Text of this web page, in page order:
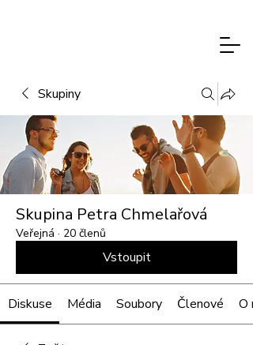
Skupiny
Skupina Petra Chmelařová
Veřejná · 20 členů
Vstoupit
Diskuse Média Soubory Členové O